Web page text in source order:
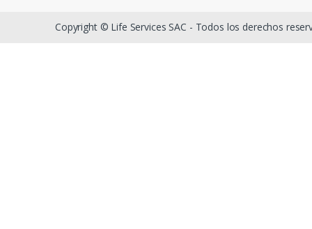
Copyright © Life Services SAC - Todos los derechos